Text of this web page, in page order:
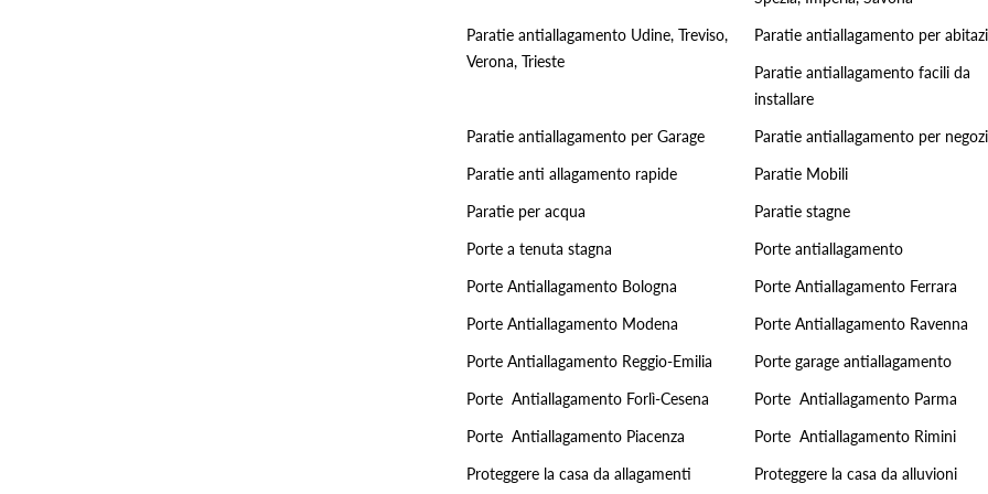
Paratie antiallagamento Udine, Treviso,
Verona, Trieste
Paratie antiallagamento per
Paratie antiallagamento facili da
installare
Paratie antiallagamento per Garage
Paratie antiallagamento per negozi
Paratie anti allagamento rapide
Paratie Mobili
Paratie per acqua
Paratie stagne
Porte a tenuta stagna
Porte antiallagamento
Porte Antiallagamento Bologna
Porte Antiallagamento Ferrara
Porte Antiallagamento Modena
Porte Antiallagamento Ravenna
Porte Antiallagamento Reggio-Emilia
Porte garage antiallagamento
Porte Antiallagamento Forlì-Cesena
Porte Antiallagamento Parma
Porte Antiallagamento Piacenza
Porte Antiallagamento Rimini
Proteggere la casa da allagamenti
Proteggere la casa da alluvioni